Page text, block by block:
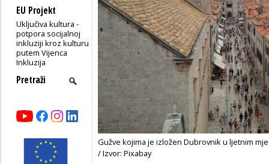
EU Projekt
Uključiva kultura -
potpora socijalnoj
inkluziji kroz kulturu
putem Vijenca
Inkluzija
Gužve kojima je izložen Dubrovnik u ljetnim
/ Izvor: Pixabay